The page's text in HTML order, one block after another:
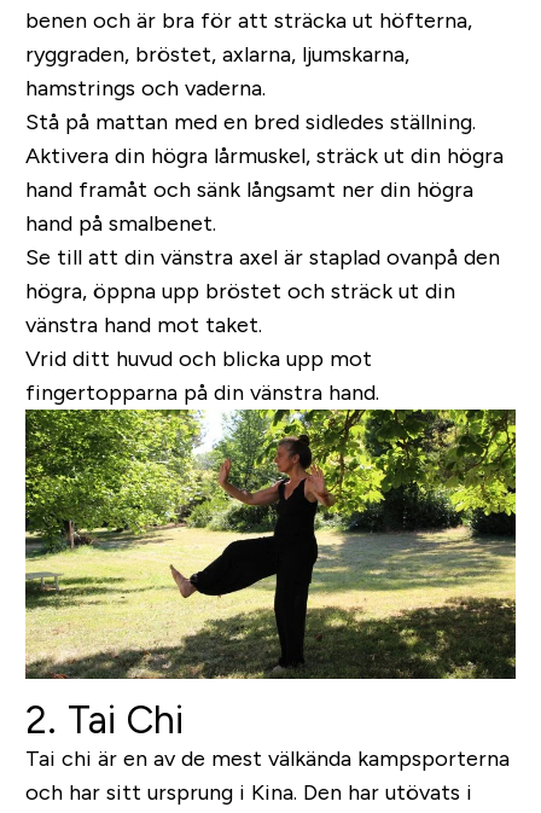
benen och är bra för att sträcka ut höfterna,
ryggraden, bröstet, axlarna, ljumskarna,
hamstrings och vaderna.
Stå på mattan med en bred sidledes ställning.
Aktivera din högra lårmuskel, sträck ut din högra
hand framåt och sänk långsamt ner din högra
hand på smalbenet.
Se till att din vänstra axel är staplad ovanpå den
högra, öppna upp bröstet och sträck ut din
vänstra hand mot taket.
Vrid ditt huvud och blicka upp mot
fingertopparna på din vänstra hand.
2. Tai Chi
Tai chi är en av de mest välkända kampsporterna
och har sitt ursprung i Kina. Den har utövats i